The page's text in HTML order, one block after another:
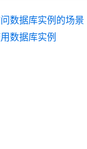
数据库实例的场景
数据库实例